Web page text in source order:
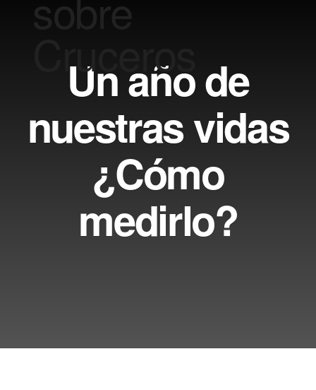
Un año de
nuestras vidas
¿Cómo
medirlo?